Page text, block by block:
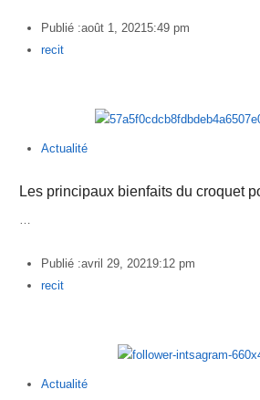
Publié :août 1, 20215:49 pm
Author
recit
Actualité
Les principaux bienfaits du croquet
…
Publié :avril 29, 20219:12 pm
Author
recit
Actualité